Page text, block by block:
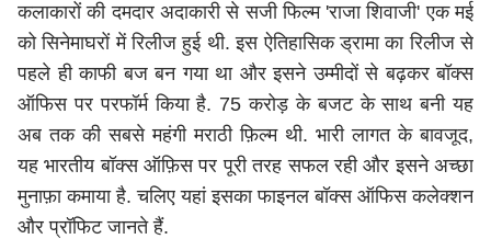
कलाकारों की दमदार अदाकारी से सजी फिल्म 'राजा शिवाजी' एक मई
को सिनेमाघरों में रिलीज हुई थी. इस ऐतिहासिक ड्रामा का रिलीज से
पहले ही काफी बज बन गया था और इसने उम्मीदों से बढ़कर बॉक्स
ऑफिस पर परफॉर्म किया है. 75 करोड़ के बजट के साथ बनी यह
अब तक की सबसे महंगी मराठी फ़िल्म थी. भारी लागत के बावजूद,
यह भारतीय बॉक्स ऑफ़िस पर पूरी तरह सफल रही और इसने अच्छा
मुनाफ़ा कमाया है. चलिए यहां इसका फाइनल बॉक्स ऑफिस कलेक्शन
और प्रॉफिट जानते हैं.